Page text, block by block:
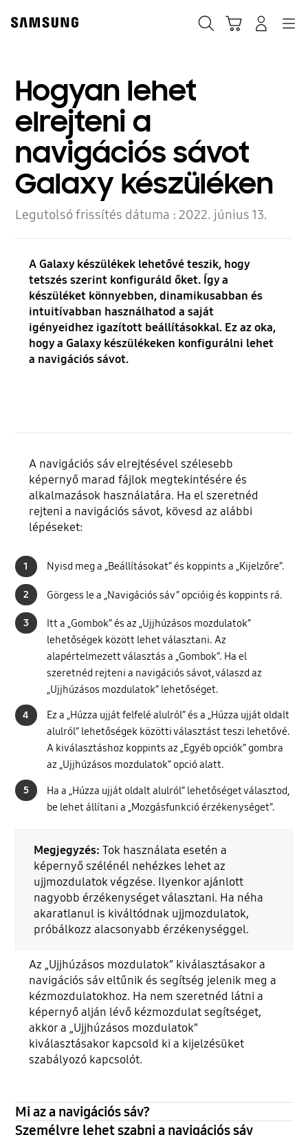
content
Hogyan lehet
elrejteni a
navigációs sávot
Galaxy készüléken
Legutolsó frissítés dátuma :2022. június 13.
A Galaxy készülékek lehetővé teszik, hogy
tetszés szerint konfiguráld őket. Így a
készüléket könnyebben, dinamikusabban és
intuitívabban használhatod a saját
igényeidhez igazított beállításokkal. Ez az oka,
hogy a Galaxy készülékeken konfigurálni lehet
a navigációs sávot.
A navigációs sáv elrejtésével szélesebb
képernyő marad fájlok megtekintésére és
alkalmazások használatára. Ha el szeretnéd
rejteni a navigációs sávot, kövesd az alábbi
lépéseket:
1 Nyisd meg a „Beállításokat” és koppints a „Kijelzőre”.
2 Görgess le a „Navigációs sáv” opcióig és koppints rá.
3
Itt a „Gombok” és az „Ujjhúzásos mozdulatok”
lehetőségek között lehet választani. Az
alapértelmezett választás a „Gombok”. Ha el
szeretnéd rejteni a navigációs sávot, válaszd az
„Ujjhúzásos mozdulatok” lehetőséget.
4
Ez a „Húzza ujját felfelé alulról” és a „Húzza ujját oldalt
alulról” lehetőségek közötti választást teszi lehetővé.
A kiválasztáshoz koppints az „Egyéb opciók” gombra
az „Ujjhúzásos mozdulatok” opció alatt.
5
Ha a „Húzza ujját oldalt alulról” lehetőséget választod,
be lehet állítani a „Mozgásfunkció érzékenységet”.
Megjegyzés: Tok használata esetén a
képernyő szélénél nehézkes lehet az
ujjmozdulatok végzése. Ilyenkor ajánlott
nagyobb érzékenységet választani. Ha néha
akaratlanul is kiváltódnak ujjmozdulatok,
próbálkozz alacsonyabb érzékenységgel.
Az „Ujjhúzásos mozdulatok” kiválasztásakor a
navigációs sáv eltűnik és segítség jelenik meg a
kézmozdulatokhoz. Ha nem szeretnéd látni a
képernyő alján lévő kézmozdulat segítséget,
akkor a „Ujjhúzásos mozdulatok”
kiválasztásakor kapcsold ki a kijelzésüket
szabályozó kapcsolót.
Mi az a navigációs sáv?
Személyre lehet szabni a navigációs sáv